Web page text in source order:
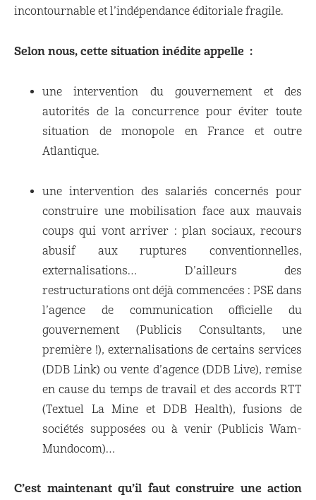
incontournable et l’indépendance éditoriale fragile.
Selon nous, cette situation inédite appelle :
une intervention du gouvernement et des
autorités de la concurrence pour éviter toute
situation de monopole en France et outre
Atlantique.
une intervention des salariés concernés pour
construire une mobilisation face aux mauvais
coups qui vont arriver : plan sociaux, recours
abusif aux ruptures conventionnelles,
externalisations… D’ailleurs des
restructurations ont déjà commencées : PSE dans
l’agence de communication officielle du
gouvernement (Publicis Consultants, une
première !), externalisations de certains services
(DDB Link) ou vente d’agence (DDB Live), remise
en cause du temps de travail et des accords RTT
(Textuel La Mine et DDB Health), fusions de
sociétés supposées ou à venir (Publicis Wam-
Mundocom)…
C’est maintenant qu’il faut construire une action